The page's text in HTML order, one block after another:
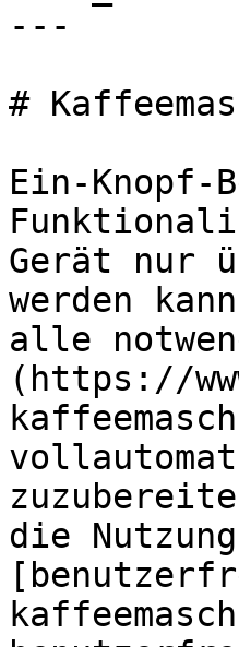
---
#
Ein-Knopf-
Gerät nur
werden
alle
(https://
die